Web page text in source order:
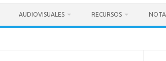
AUDIOVISUALES RECURSOS